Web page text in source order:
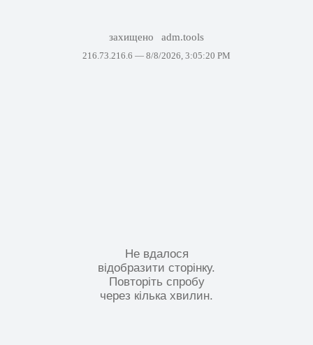
захищено adm.tools
216.73.216.6 — 8/8/2026, 3:05:20 PM
Не вдалося
відобразити сторінку.
Повторіть спробу
через кілька хвилин.